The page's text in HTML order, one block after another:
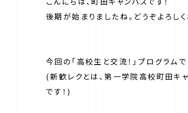
後期が始まりましたね。どうぞよろしく
今回の「高校生と交流！」プログラムで
(新歓レクとは、第一学院高校町田キ
です！)